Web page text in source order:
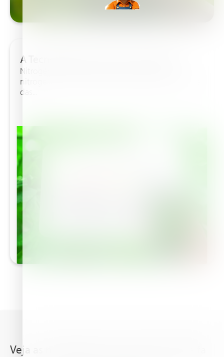
A Tecnologia por Trás do Croptune™
Nitrogênio: A Base da Saúde das Plantas O
nitrogênio é um elemento essencial para a saúde
das...
Veja as novidades mais recentes da Haifa